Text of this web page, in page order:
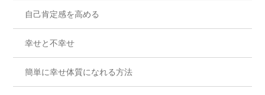
自己肯定感を高める
幸せと不幸せ
簡単に幸せ体質になれる方法